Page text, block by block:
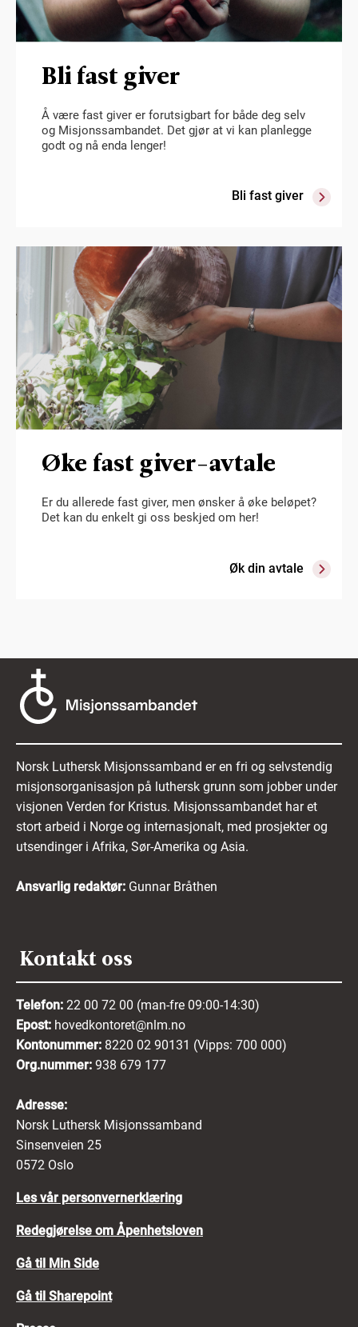
Bli fast giver
Å være fast giver er forutsigbart for både deg selv
og Misjonssambandet. Det gjør at vi kan planlegge
godt og nå enda lenger!
Bli fast giver
Øke fast giver-avtale
Er du allerede fast giver, men ønsker å øke beløpet?
Det kan du enkelt gi oss beskjed om her!
Øk din avtale
Norsk Luthersk Misjonssamband er en fri og selvstendig
misjonsorganisasjon på luthersk grunn som jobber under
visjonen Verden for Kristus. Misjonssambandet har et
stort arbeid i Norge og internasjonalt, med prosjekter og
utsendinger i Afrika, Sør-Amerika og Asia.
Ansvarlig redaktør: Gunnar Bråthen
Kontakt oss
Telefon: 22 00 72 00 (man-fre 09:00-14:30)
Epost: hovedkontoret@nlm.no
Kontonummer: 8220 02 90131 (Vipps: 700 000)
Org.nummer: 938 679 177
Adresse:
Norsk Luthersk Misjonssamband
Sinsenveien 25
0572 Oslo
Les vår personvernerklæring
Redegjørelse om Åpenhetsloven
Gå til Min Side
Gå til Sharepoint